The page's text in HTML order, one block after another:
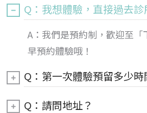
Q：我想體驗，直接過去診
A：我們是預約制，歡迎至
早預約體驗哦！
Q：第一次體驗預留多少時
Q：請問地址？